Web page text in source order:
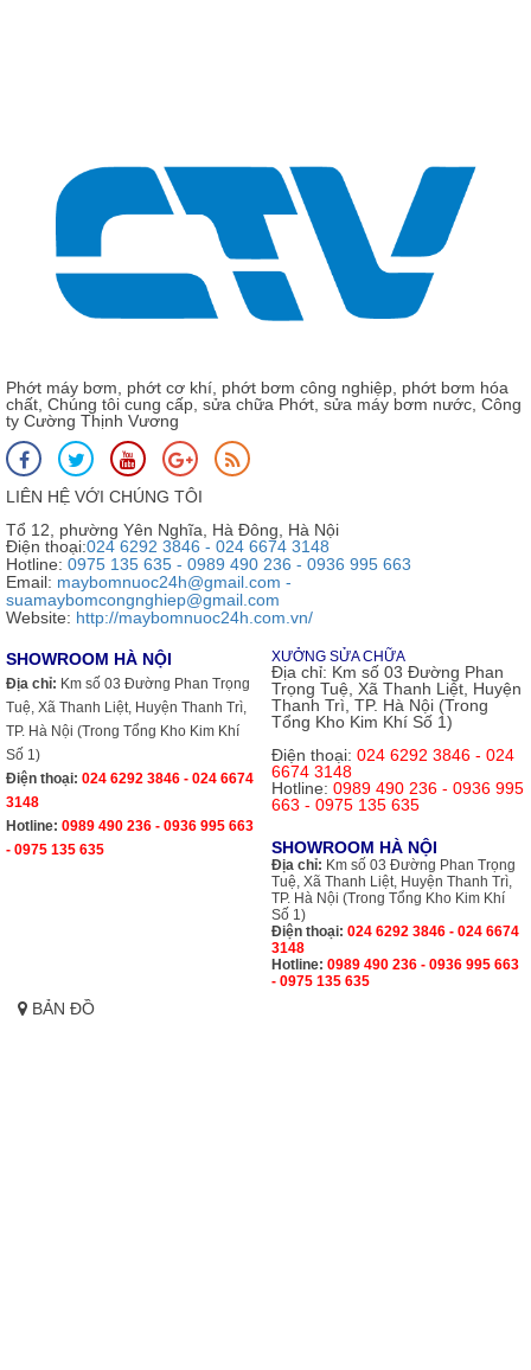
Phớt máy bơm, phớt cơ khí, phớt bơm công nghiệp, phớt bơm hóa
chất, Chúng tôi cung cấp, sửa chữa Phớt, sửa máy bơm nước, Công
ty Cường Thịnh Vương
LIÊN HỆ VỚI CHÚNG TÔI
Tổ 12, phường Yên Nghĩa, Hà Đông, Hà Nội
Điện thoại:024 6292 3846 - 024 6674 3148
Hotline: 0975 135 635 - 0989 490 236 - 0936 995 663
Email: maybomnuoc24h@gmail.com -
suamaybomcongnghiep@gmail.com
Website: http://maybomnuoc24h.com.vn/
SHOWROOM HÀ NỘI
Địa chỉ: Km số 03 Đường Phan Trọng
Tuệ, Xã Thanh Liệt, Huyện Thanh Trì,
TP. Hà Nội (Trong Tổng Kho Kim Khí
Số 1)
Điện thoại: 024 6292 3846 - 024 6674
3148
Hotline: 0989 490 236 - 0936 995 663
- 0975 135 635
XƯỞNG SỬA CHỮA
Địa chỉ: Km số 03 Đường Phan
Trọng Tuệ, Xã Thanh Liệt, Huyện
Thanh Trì, TP. Hà Nội (Trong
Tổng Kho Kim Khí Số 1)
Điện thoại: 024 6292 3846 - 024
6674 3148
Hotline: 0989 490 236 - 0936 995
663 - 0975 135 635
SHOWROOM HÀ NỘI
Địa chỉ: Km số 03 Đường Phan Trọng
Tuệ, Xã Thanh Liệt, Huyện Thanh Trì,
TP. Hà Nội (Trong Tổng Kho Kim Khí
Số 1)
Điện thoại: 024 6292 3846 - 024 6674
3148
Hotline: 0989 490 236 - 0936 995 663
- 0975 135 635
BẢN ĐỒ